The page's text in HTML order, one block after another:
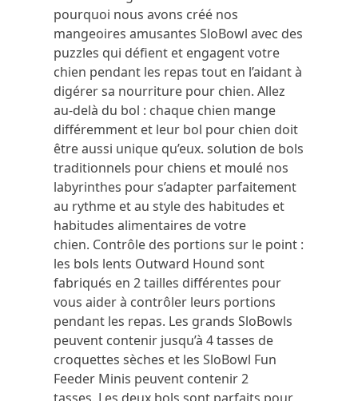
pourquoi nous avons créé nos
mangeoires amusantes SloBowl avec des
puzzles qui défient et engagent votre
chien pendant les repas tout en l’aidant à
digérer sa nourriture pour chien.Allez
au-delà du bol : chaque chien mange
différemment et leur bol pour chien doit
être aussi unique qu’eux.solution de bols
traditionnels pour chiens et moulé nos
labyrinthes pour s’adapter parfaitement
au rythme et au style des habitudes et
habitudes alimentaires de votre
chien. Contrôle des portions sur le point :
les bols lents Outward Hound sont
fabriqués en 2 tailles différentes pour
vous aider à contrôler leurs portions
pendant les repas. Les grands SloBowls
peuvent contenir jusqu’à 4 tasses de
croquettes sèches et les SloBowl Fun
Feeder Minis peuvent contenir 2